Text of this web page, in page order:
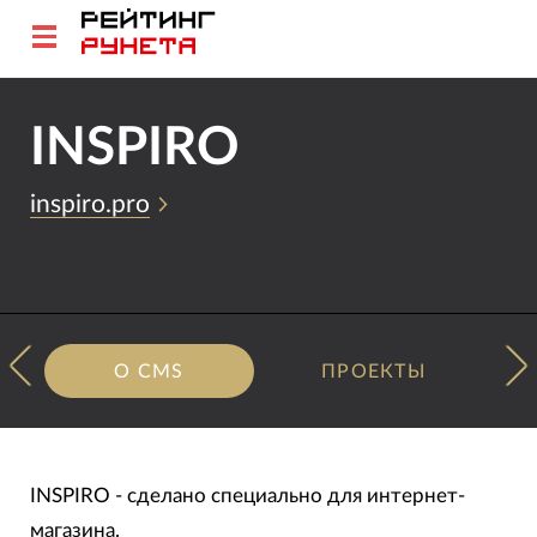
INSPIRO
inspiro.pro
О CMS ПРОЕКТЫ
INSPIRO - сделано специально для интернет-
магазина.